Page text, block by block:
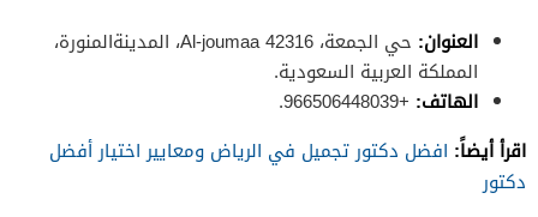
العنوان:
حي الجمعة، Al-joumaa 42316، المدينةالمنورة،
المملكة العربية السعودية.
الهاتف: +966506448039.
اقرأ أيضاً: افضل دكتور تجميل في الرياض ومعايير اختيار أفضل
دكتور